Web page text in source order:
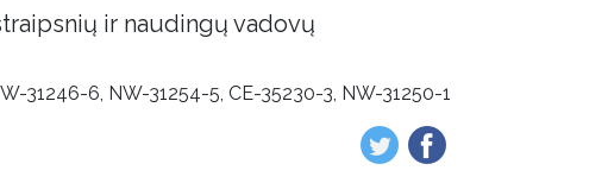
ir naudingų vadovų
31246-6, NW-31254-5, CE-35230-3, NW-31250-1